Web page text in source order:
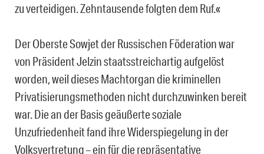
zu verteidigen. Zehntausende folgten dem Ruf.«
Der Oberste Sowjet der Russischen Föderation war
von Präsident Jelzin staatsstreichartig aufgelöst
worden, weil dieses Machtorgan die kriminellen
Privatisierungsmethoden nicht durchzuwinken bereit
war. Die an der Basis geäußerte soziale
Unzufriedenheit fand ihre Widerspiegelung in der
Volksvertretung – ein für die repräsentative